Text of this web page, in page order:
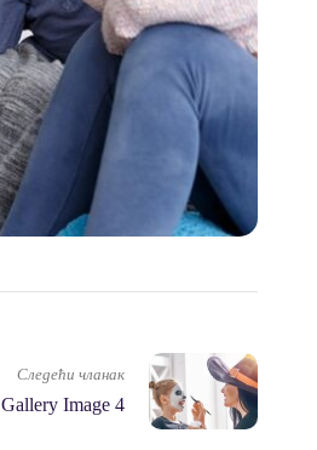
Следећи чланак
Gallery Image 4